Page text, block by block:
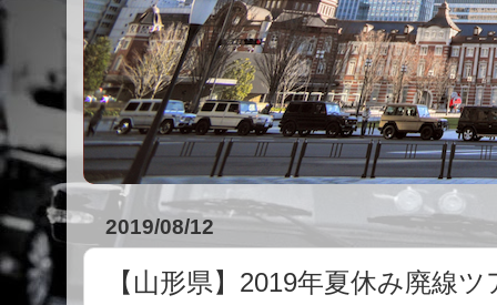
2019/08/12
【山形県】2019年夏休み廃線